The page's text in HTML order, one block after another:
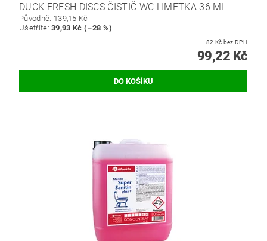
DUCK FRESH DISCS ČISTIČ WC LIMETKA 36 ML
Původně: 139,15 Kč
Ušetříte:39,93 Kč (–28 %)
82 Kč bez DPH
99,22 Kč